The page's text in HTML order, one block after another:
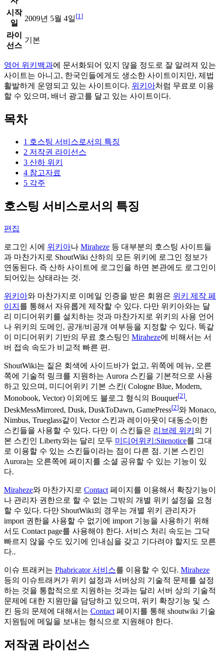
시작
일
2009년 5월 4일 [1 ]
라이
선스
기본
영어 위키백과에 문서화되어 있지 않을 정도로 잘 알려져 있는
사이트는 아니고, 한국인들에게도 생소한 사이트이지만, 제법
활발하게 운영되고 있는 사이트이다. 위키아처럼 무료로 이용
할 수 있으며, 배너 광고를 달고 있는 사이트이다.
목차
1 호스팅 서비스로서의 특징
2 저작권 라이선스
3 산하 위키
4 참고자료
5 각주
호스팅 서비스로서의 특징
편집
로그인 시에 위키아나 Miraheze 등 대부분의 호스팅 사이트들
과 마찬가지로 ShoutWiki 산하의 모든 위키에 로그인 정보가
연동된다. 즉 산하 사이트에 로그인을 하면 본관에도 로그인이
되어있는 상태라는 것.
위키아와 마찬가지로 이메일 인증을 받은 회원은 위키 제작 페
이지 를 통해서 자유롭게 제작할 수 있다. 다만 위키아와는 달
리 미디어위키를 설치하는 것과 마찬가지로 위키의 사용 언어
나 위키의 도메인, 공개/비공개 여부등을 지정할 수 있다. 똑같
이 미디어위키 기반의 무료 호스팅인 Miraheze에 비해서는 서
버 접속 속도가 비교적 빠른 편.
ShoutWiki는 짙은 회색에 사이드바가 없고, 위쪽에 메뉴, 오른
쪽에 기술적 링크를 지원하는 Aurora 스킨을 기본적으로 사용
하고 있으며, 미디어위키 기본 스킨( Cologne Blue, Modern,
Monobook, Vector) 이외에도 블로그 형식의 Bouquet[2],
DeskMessMirrored, Dusk, DuskToDawn, GamePress[2]와 Monaco,
Nimbus, Trueglass같이 Vector 스킨과 레이아웃이 대동소이한
스킨들을 사용할 수 있다. 다만 이 스킨들은 리브레 위키 의 기
본 스킨인 Liberty와는 달리 모두 미디어위키:Sitenotice를 그대
로 이용할 수 있는 스킨들이라는 점이 다른 점. 기본 스킨인
Aurora는 오른쪽에 페이지를 소셜 공유할 수 있는 기능이 있
다.
Miraheze와 마찬가지로 Contact 페이지를 이용해서 확장기능이
나 관리자 권한으로 할 수 없는 그밖의 개별 위키 설정을 요청
할 수 있다. 다만 ShoutWiki의 경우는 개별 위키 관리자가
import 권한을 사용할 수 없기에 import 기능을 사용하기 위해
서도 Contact page를 사용해야 한다. 서비스 처리 속도는 그닥
빠르지 않을 수도 있기에 인내심을 갖고 기다려야 할지도 모른
다..
이슈 트래커는 Phabricator 서비스를 이용할 수 있다. Miraheze
등의 이슈트래커가 위키 설정과 서버상의 기술적 문제를 설정
하는 것을 통합적으로 지원하는 것과는 달리 서버 상의 기술적
문제에 대한 지원만을 담당하고 있으며, 위키 확장기능 및 스
킨 등의 문제에 대해서는 Contact 페이지를 통해 shoutwiki 기술
지원팀에 메일을 보내는 형식으로 지원해야 한다.
저작권 라이선스